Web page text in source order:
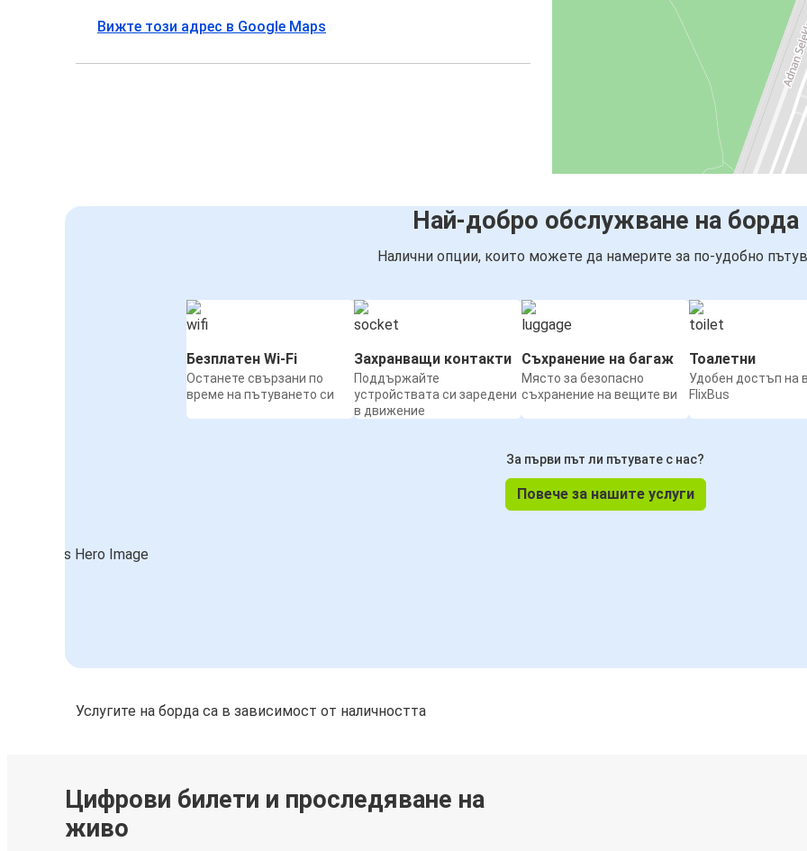
Вижте този адрес в Google Maps
Най-добро обслужване на борда
Налични опции, които можете да намерите за по-удобно
Безплатен Wi-Fi
Останете свързани по
време на пътуването си
Захранващи контакти
Поддържайте
устройствата си заредени
в движение
Съхранение на багаж
Място за безопасно
съхранение на вещите ви
Тоалетни
Удобен достъп на
FlixBus
За първи път ли пътувате с нас?
Повече за нашите услуги
Услугите на борда са в зависимост от наличността
Цифрови билети и проследяване на
живо